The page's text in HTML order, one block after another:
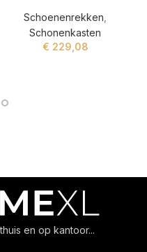
Schoenenrekken
Schonenkasten
€ 229,08
en op kantoor...